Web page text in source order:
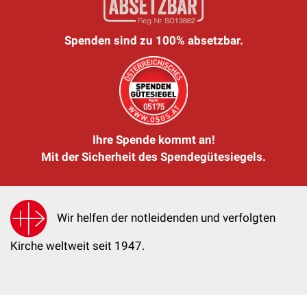
Spenden sind zu 100% absetzbar.
Ihre Spende kommt an!
Mit der Sicherheit des Spendegütesiegels.
Wir helfen der notleidenden und verfolgten
Kirche weltweit seit 1947.